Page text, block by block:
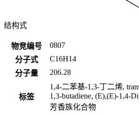
结构式
物竞编号
0807
分子式
C16H14
分子量
206.28
标签
1,4-二苯基-1,3-丁二烯,
1,3-butadiene, (E),(E)-1,4-
芳香族化合物